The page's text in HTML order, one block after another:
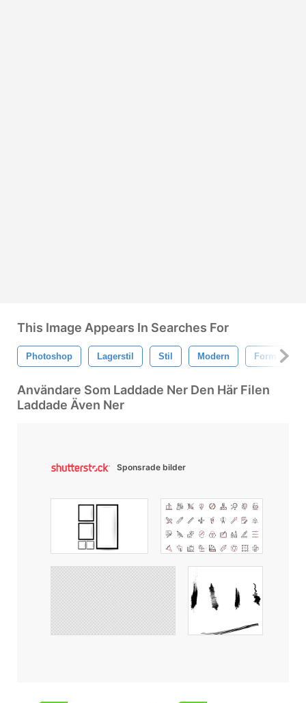
This Image Appears In Searches For
Photoshop Lagerstil Stil Modern Form
Användare Som Laddade Ner Den Här Filen
Laddade Även Ner
Sponsrade bilder